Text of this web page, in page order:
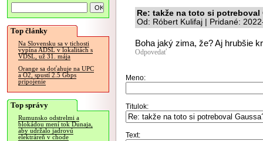
Top články
Na Slovensku sa v tichosti
vypína ADSL v lokalitách s
VDSL, už 31. mája
Orange sa doťahuje na UPC
a O2, spustí 2.5 Gbps
pripojenie
Top správy
Rumunsko odstrelmi a
blokádou mení tok Dunaja,
aby udržalo jadrovú
elektráreň v chode
Re: takže na toto si potreboval
Od: Róbert Kulifaj | Pridané:
Boha jaký zima, že? Aj hrubšie
Odpovedať
Meno:
Titulok:
Text: